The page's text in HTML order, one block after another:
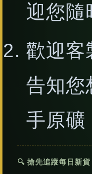
迎您隨
歡迎客
告知您
手原礦
🔍 搶先追蹤每日新貨